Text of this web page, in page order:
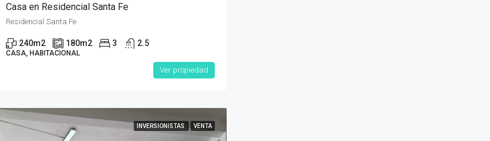
Casa en Residencial Santa Fe
Residencial Santa Fe
240m2 180m2 3 2.5
CASA, HABITACIONAL
Ver propiedad
INVERSIONISTAS VENTA